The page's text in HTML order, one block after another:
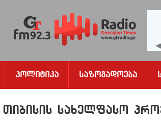
Პოლიტიკა Საზოგადოება
თიბისის სახელფასო